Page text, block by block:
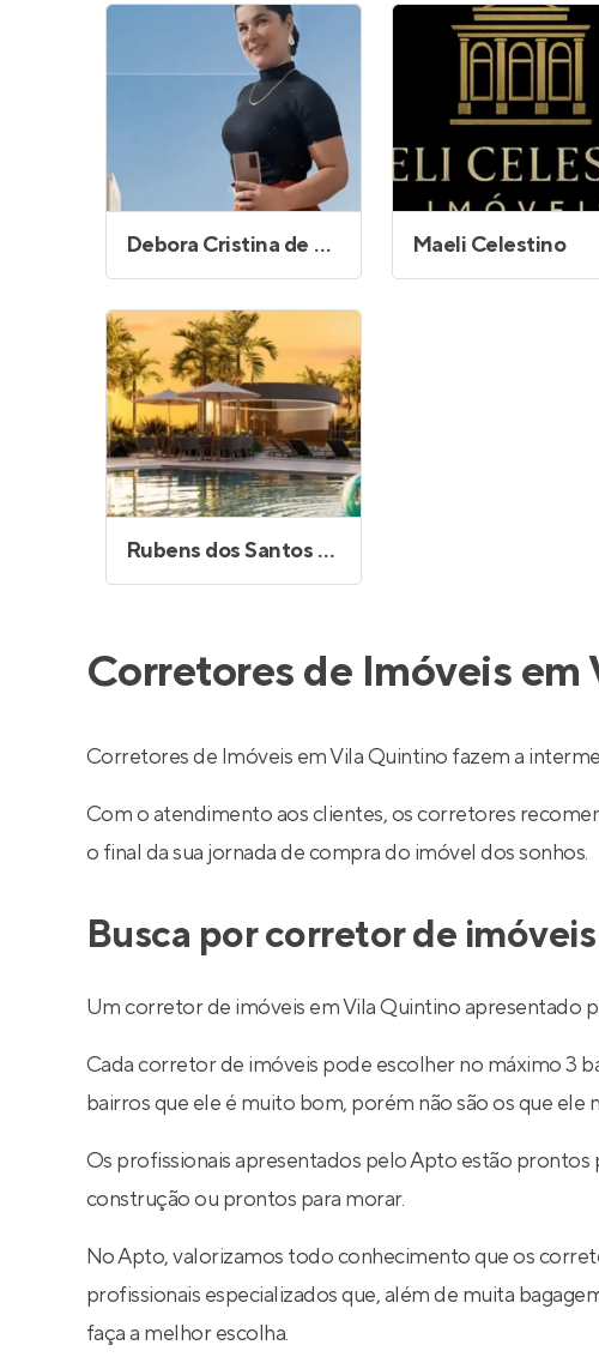
Debora Cristina de Souza Piemontez Maeli Celestino
Rubens dos Santos Moraes
Corretores de Imóveis
Corretores de Imóveis em Vila Quintino fazem a
Com o atendimento aos clientes, os corretores
o final da sua jornada de compra do imóvel dos sonhos.
Busca por corretor de
Um corretor de imóveis em Vila Quintino apresentado
Cada corretor de imóveis pode escolher no máximo 3
bairros que ele é muito bom, porém não são os que ele
Os profissionais apresentados pelo Apto estão prontos
construção ou prontos para morar.
No Apto, valorizamos todo conhecimento que os
profissionais especializados que, além de muita
faça a melhor escolha.